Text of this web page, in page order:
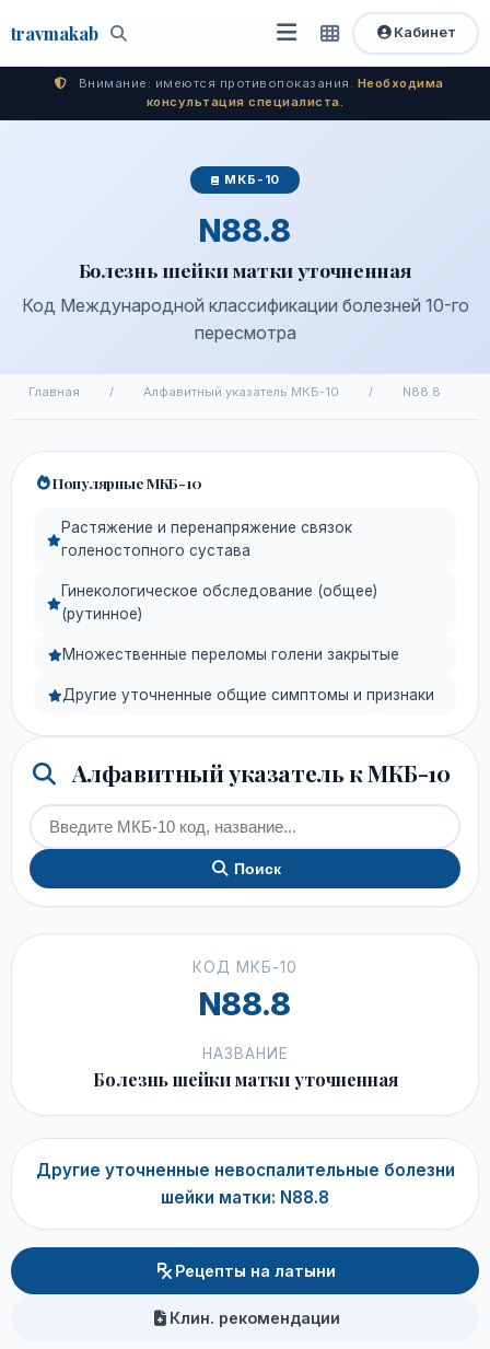
travmakab Поиск
Открыть
меню
Быстрый
доступ
Кабинет
Внимание: имеются противопоказания. Необходима
консультация специалиста.
МКБ-10
N88.8
Болезнь шейки матки уточненная
Код Международной классификации болезней 10-го
пересмотра
Главная / Алфавитный указатель МКБ-10 / N88.8
Популярные МКБ-10
Растяжение и перенапряжение связок
голеностопного сустава
Гинекологическое обследование (общее)
(рутинное)
Множественные переломы голени закрытые
Другие уточненные общие симптомы и признаки
Алфавитный указатель к МКБ-10
Поиск
КОД МКБ-10
N88.8
НАЗВАНИЕ
Болезнь шейки матки уточненная
Другие уточненные невоспалительные болезни
шейки матки: N88.8
Рецепты на латыни
Клин. рекомендации